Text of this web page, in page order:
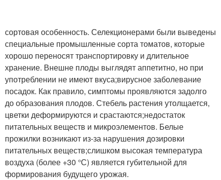
сортовая особенность. Селекционерами были выведены
специальные промышленные сорта томатов, которые
хорошо переносят транспортировку и длительное
хранение. Внешне плоды выглядят аппетитно, но при
употреблении не имеют вкуса;вирусное заболевание
посадок. Как правило, симптомы проявляются задолго
до образования плодов. Стебель растения утолщается,
цветки деформируются и срастаются;недостаток
питательных веществ и микроэлементов. Белые
прожилки возникают из-за нарушения дозировки
питательных веществ;слишком высокая температура
воздуха (более +30 °С) является губительной для
формирования будущего урожая.